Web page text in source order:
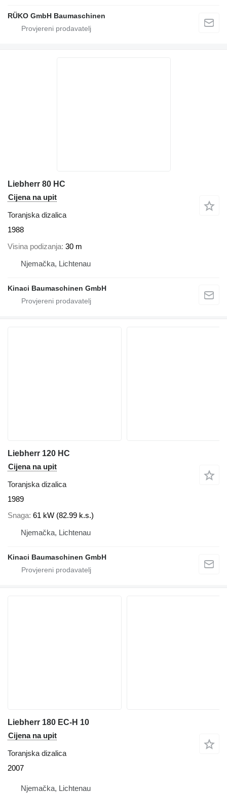
RÜKO GmbH Baumaschinen
Liebherr 80 HC
Cijena na upit
Toranjska dizalica
1988
Visina podizanja 30 m
Njemačka, Lichtenau
Kinaci Baumaschinen GmbH
Liebherr 120 HC
Cijena na upit
Toranjska dizalica
1989
Snaga 61 kW (82.99 k.s.)
Njemačka, Lichtenau
Kinaci Baumaschinen GmbH
Liebherr 180 EC-H 10
Cijena na upit
Toranjska dizalica
2007
Njemačka, Lichtenau